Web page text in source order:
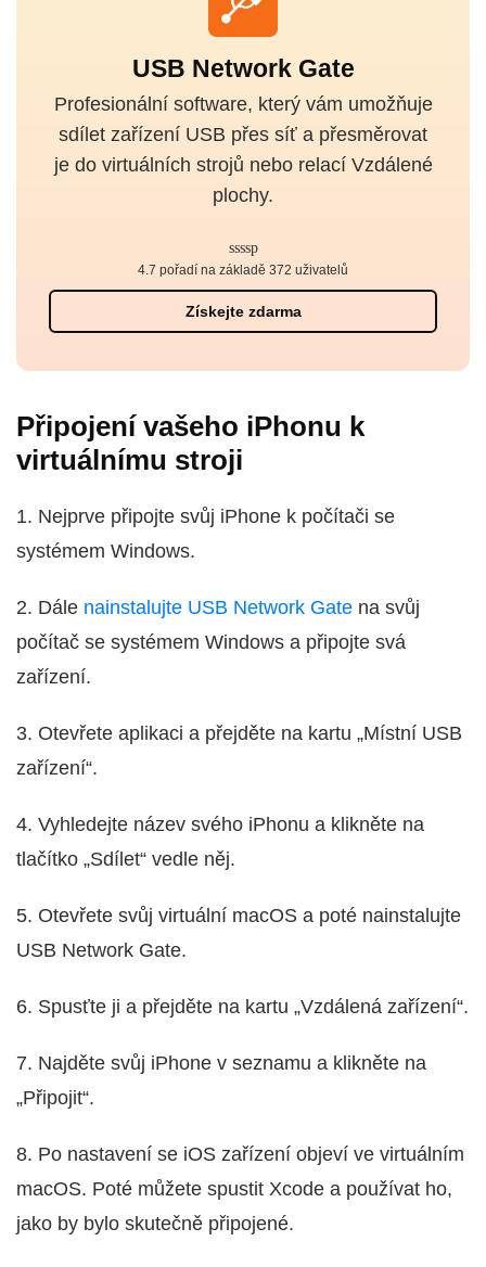
USB Network Gate
Profesionální software, který vám umožňuje
sdílet zařízení USB přes síť a přesměrovat
je do virtuálních strojů nebo relací Vzdálené
plochy.
Získejte zdarma
4.7 pořadí na základě 372 uživatelů
Připojení vašeho iPhonu k
virtuálnímu stroji
1. Nejprve připojte svůj iPhone k počítači se
systémem Windows.
2. Dále nainstalujte USB Network Gate na svůj
počítač se systémem Windows a připojte svá
zařízení.
3. Otevřete aplikaci a přejděte na kartu „Místní USB
zařízení“.
4. Vyhledejte název svého iPhonu a klikněte na
tlačítko „Sdílet“ vedle něj.
5. Otevřete svůj virtuální macOS a poté nainstalujte
USB Network Gate.
6. Spusťte ji a přejděte na kartu „Vzdálená zařízení“.
7. Najděte svůj iPhone v seznamu a klikněte na
„Připojit“.
8. Po nastavení se iOS zařízení objeví ve virtuálním
macOS. Poté můžete spustit Xcode a používat ho,
jako by bylo skutečně připojené.